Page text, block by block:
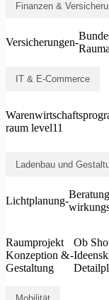
Finanzen &
Versicherungen-
IT & E-Commerce
raum level11
Ladenbau und
Lichtplanung-
Raumprojekt
Konzeption &
Gestaltung
-
Ob